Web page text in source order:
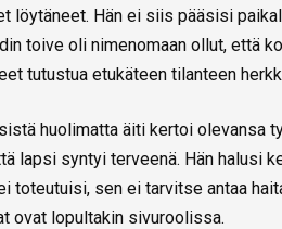
löytäneet. Hän ei siis pääsisi
toive oli nimenomaan ollut, että
tutustua etukäteen tilanteen
huolimatta äiti kertoi olevansa
lapsi syntyi terveenä. Hän halusi
toteutuisi, sen ei tarvitse antaa
ovat lopultakin sivuroolissa.